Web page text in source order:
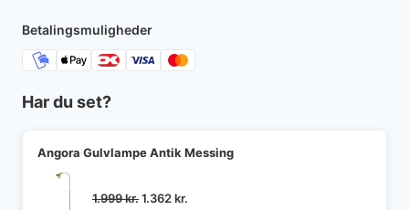
Betalingsmuligheder
Har du set?
Angora Gulvlampe Antik Messing
1.999kr.Den
1.362kr.